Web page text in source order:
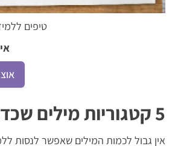
טיפים
5 קטגוריות מילים שכדאי שתכירו:
אין גבול לכמות המילים שאפשר לנסות